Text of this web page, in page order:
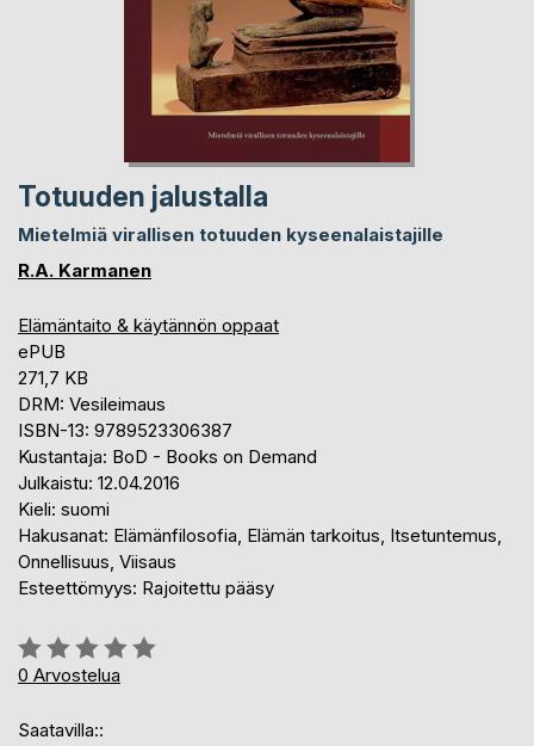
Totuuden jalustalla
Mietelmiä virallisen totuuden kyseenalaistajille
R.A. Karmanen
Elämäntaito & käytännön oppaat
ePUB
271,7 KB
DRM: Vesileimaus
ISBN-13: 9789523306387
Kustantaja: BoD - Books on Demand
Julkaistu: 12.04.2016
Kieli: suomi
Hakusanat: Elämänfilosofia, Elämän tarkoitus, Itsetuntemus,
Onnellisuus, Viisaus
Esteettömyys: Rajoitettu pääsy
Arvostelu::
0%
0 Arvostelua
Saatavilla::